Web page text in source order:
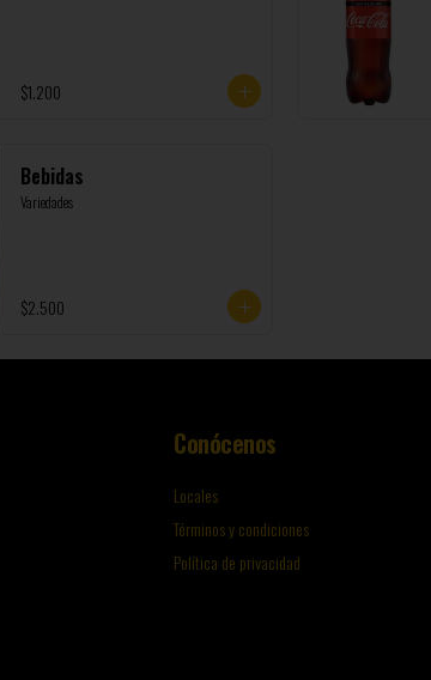
$1.200
Bebidas
Variedades
$2.500
Conócenos
Locales
Términos y condiciones
Política de privacidad